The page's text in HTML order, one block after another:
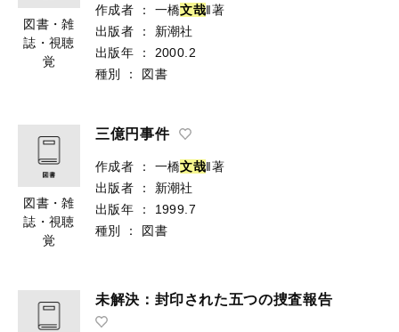
図書・雑
誌・視聴
覚
作成者 ： 一橋文哉‖著
出版者
：
新潮社
出版年
：
2000.2
種別
： 図書
図書・雑
誌・視聴
覚
三億円事件
作成者 ： 一橋文哉‖著
出版者
：
新潮社
出版年
：
1999.7
種別
： 図書
未解決：封印された五つの捜査報告